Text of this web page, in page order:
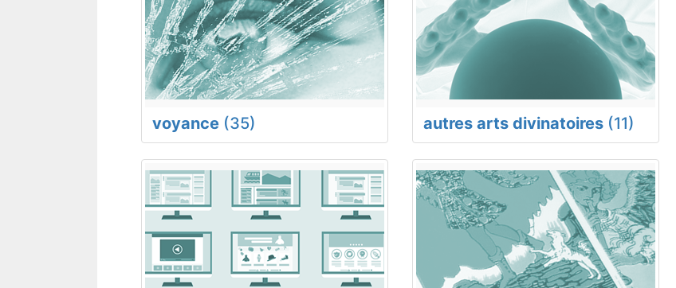
voyance (35) autres arts divinatoires (11)